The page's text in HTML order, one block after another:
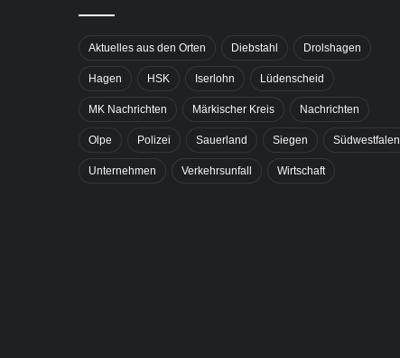
Aktuelles aus den Orten Diebstahl Drolshagen
Hagen HSK Iserlohn Lüdenscheid
MK Nachrichten Märkischer Kreis Nachrichten
Olpe Polizei Sauerland Siegen Südwestfalen
Unternehmen Verkehrsunfall Wirtschaft